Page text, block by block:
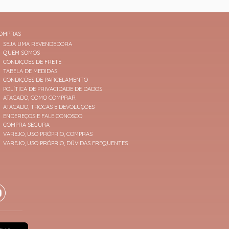
SEJA UMA REVENDEDORA
QUEM SOMOS
CONDIÇÕES DE FRETE
TABELA DE MEDIDAS
CONDIÇÕES DE PARCELAMENTO
POLÍTICA DE PRIVACIDADE DE DADOS
ATACADO, COMO COMPRAR
ATACADO, TROCAS E DEVOLUÇÕES
ENDEREÇOS E FALE CONOSCO
COMPRA SEGURA
VAREJO, USO PRÓPRIO, COMPRAS
VAREJO, USO PRÓPRIO, DÚVIDAS FREQUENTES